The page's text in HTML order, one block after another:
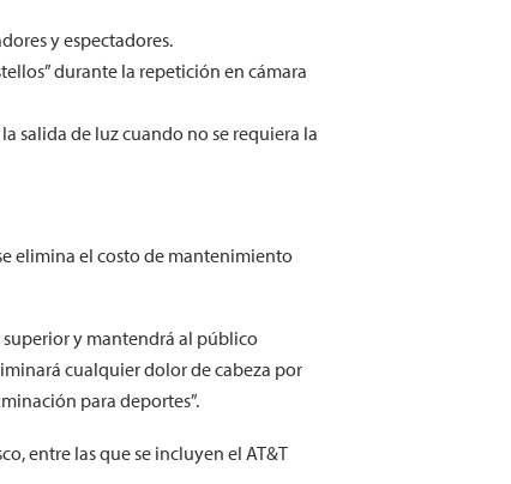
y espectadores.
durante la repetición en cámara
salida de luz cuando no se requiera la
elimina el costo de mantenimiento
y mantendrá al público
cualquier dolor de cabeza por
para deportes”.
entre las que se incluyen el AT&T